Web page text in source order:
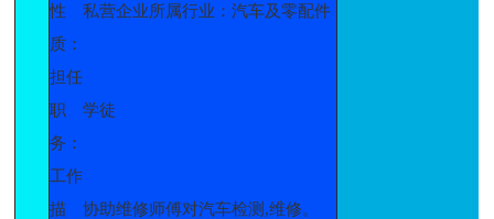
性
质：
私营企业所属行业：汽车及零配件
担任
职
务：
学徒
工作
描
协助维修师傅对汽车检测,维修。